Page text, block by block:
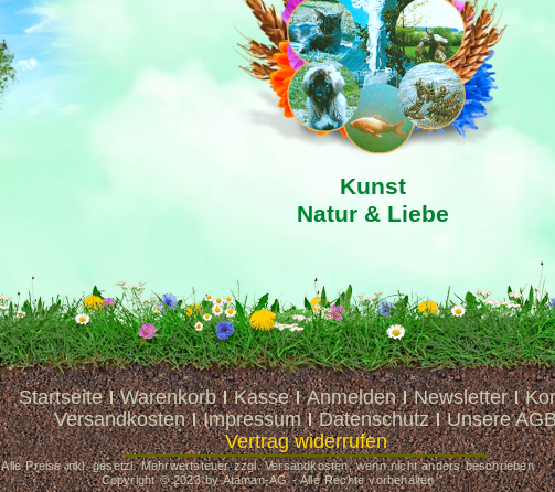
Kunst
Natur & Liebe
Startseite Warenkorb Kasse Anmelden Newsletter
Versandkosten
Impressum Datenschutz
Unsere
Vertrag widerrufen
Alle Preise inkl. gesetzl. Mehrwertsteuer zzgl. Versandkosten, wenn nicht anders beschrieben
Copyright © 2023 by Ataman-AG - Alle Rechte vorbehalten